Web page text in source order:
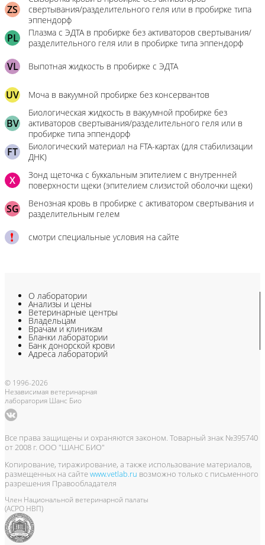
ZS
свертывания/разделительного геля или в пробирке типа
эппендорф
PL
Плазма с ЭДТА в пробирке без активаторов свертывания/
разделительного геля или в пробирке типа эппендорф
VL Выпотная жидкость в пробирке с ЭДТА
UV Моча в вакуумной пробирке без консервантов
BV
Биологическая жидкость в вакуумной пробирке без
активаторов свертывания/разделительного геля или в
пробирке типа эппендорф
FT
Биологический материал на FTA-картах (для стабилизации
ДНК)
X
Зонд щеточка с буккальным эпителием с внутренней
поверхности щеки (эпителием слизистой оболочки щеки)
SG
Венозная кровь в пробирке с активатором свертывания и
разделительным гелем
смотри специальные условия на сайте
О лаборатории
Анализы и цены
Ветеринарные центры
Владельцам
Врачам и клиникам
Бланки лаборатории
Банк донорской крови
Адреса лабораторий
© 1996-2026
Независимая ветеринарная
лаборатория Шанс Био
Все права защищены и охраняются законом. Товарный знак №395740
от 2008 г. ООО "ШАНС БИО"
Копирование, тиражирование, а также использование материалов,
размещенных на сайтеwww.vetlab.ru возможно только с письменного
разрешения Правообладателя
Член Национальной ветеринарной палаты
(АСРО НВП)